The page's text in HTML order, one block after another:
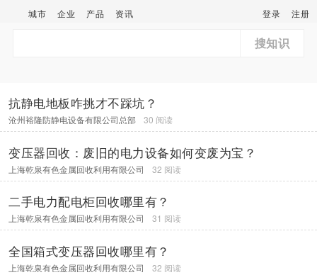
城市 企业 产品 资讯 登录 注册
搜知识
‌抗静电地板咋挑才不踩坑？
沧州裕隆防静电设备有限公司总部 30 阅读
变压器回收：废旧的电力设备如何变废为宝？
上海乾泉有色金属回收利用有限公司 32 阅读
二手电力配电柜回收哪里有？
上海乾泉有色金属回收利用有限公司 31 阅读
全国箱式变压器回收哪里有？
上海乾泉有色金属回收利用有限公司 32 阅读